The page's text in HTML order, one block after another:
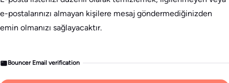
e-postalarınızı almayan kişilere mesaj göndermediğinizden
emin olmanızı sağlayacaktır.
Bouncer Email verification